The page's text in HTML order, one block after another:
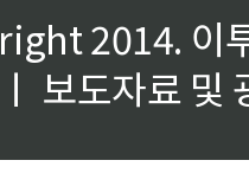
2014. 이
보도자료